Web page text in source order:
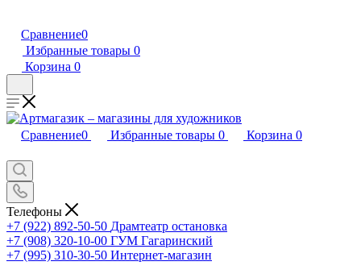
Сравнение0
Избранные товары 0
Корзина 0
Сравнение0 Избранные товары 0 Корзина 0
Телефоны
+7 (922) 892-50-50 Драмтеатр остановка
+7 (908) 320-10-00 ГУМ Гагаринский
+7 (995) 310-30-50 Интернет-магазин